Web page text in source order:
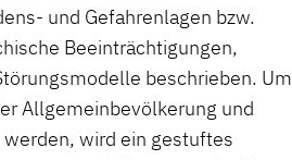
und Gefahrenlagen bzw.
Beeinträchtigungen,
beschrieben. Um
Allgemeinbevölkerung und
wird ein gestuftes